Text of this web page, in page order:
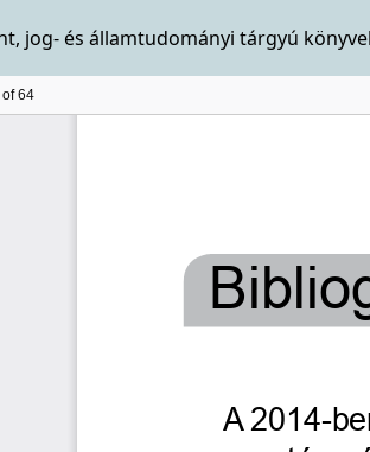
jog- és államtudományi tárgyú